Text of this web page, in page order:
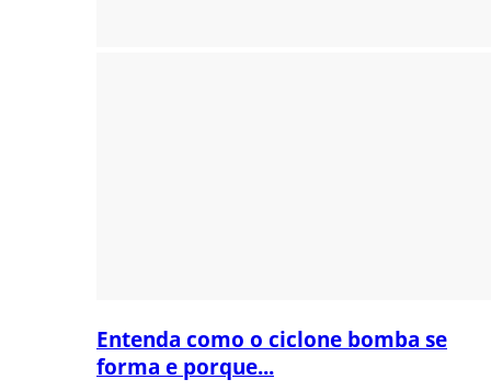
Entenda como o ciclone bomba se
forma e porque...